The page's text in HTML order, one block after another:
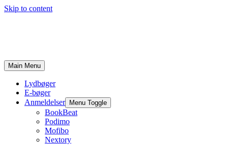
Skip to content
Main Menu
Lydbøger
E-bøger
Anmeldelser
Menu Toggle
BookBeat
Podimo
Mofibo
Nextory